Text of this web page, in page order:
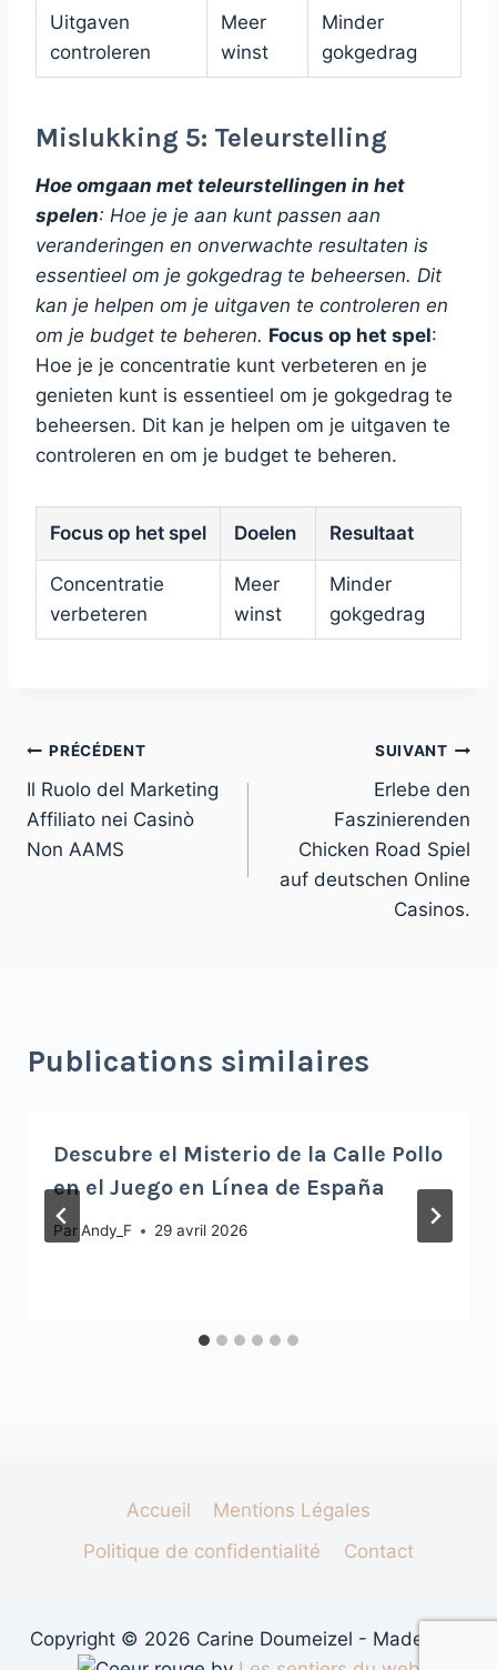
Uitgaven
controleren
Meer
winst
Minder
gokgedrag
Mislukking 5: Teleurstelling
Hoe omgaan met teleurstellingen in het
spelen: Hoe je je aan kunt passen aan
veranderingen en onverwachte resultaten is
essentieel om je gokgedrag te beheersen. Dit
kan je helpen om je uitgaven te controleren en
om je budget te beheren. Focus op het spel:
Hoe je je concentratie kunt verbeteren en je
genieten kunt is essentieel om je gokgedrag te
beheersen. Dit kan je helpen om je uitgaven te
controleren en om je budget te beheren.
Focus op het spel Doelen Resultaat
Concentratie
verbeteren
Meer
winst
Minder
gokgedrag
PRÉCÉDENT
Il Ruolo del Marketing
Affiliato nei Casinò
Non AAMS
SUIVANT
Erlebe den
Faszinierenden
Chicken Road Spiel
auf deutschen Online
Casinos.
Publications similaires
Descubre el Misterio de la Calle Pollo
en el Juego en Línea de España
ParAndy_F 29 avril 2026
Accueil
Mentions Légales
Politique de confidentialité
Contact
Copyright © 2026 Carine Doumeizel - Made with